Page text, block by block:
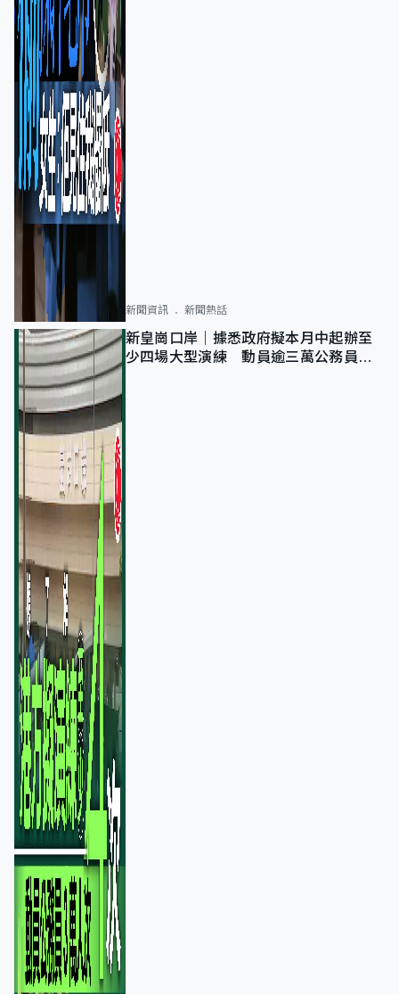
新聞資訊 新聞熱話
新皇崗口岸｜據悉政府擬本月中起辦至
少四場大型演練 動員逾三萬公務員人